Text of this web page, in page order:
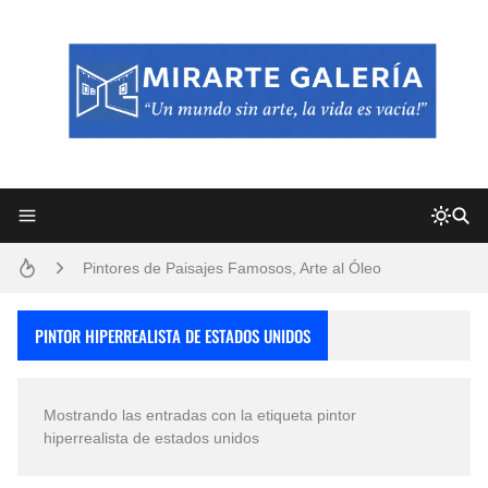
Pintores de Paisajes Famosos, Arte al Óleo
PINTOR HIPERREALISTA DE ESTADOS UNIDOS
Mostrando las entradas con la etiqueta pintor
hiperrealista de estados unidos